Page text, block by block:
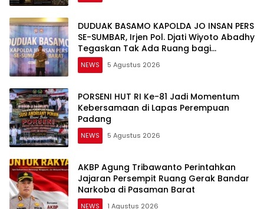
DUDUAK BASAMO KAPOLDA JO INSAN PERS
SE-SUMBAR, Irjen Pol. Djati Wiyoto Abadhy
Tegaskan Tak Ada Ruang bagi
Pelanggar Hukum di Internal Polri
NEWS 5 Agustus 2026
PORSENI HUT RI Ke-81 Jadi Momentum
Kebersamaan di Lapas Perempuan
Padang
NEWS 5 Agustus 2026
AKBP Agung Tribawanto Perintahkan
Jajaran Persempit Ruang Gerak Bandar
Narkoba di Pasaman Barat
NEWS 1 Agustus 2026